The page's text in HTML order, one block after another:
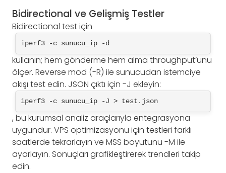
Bidirectional ve Gelişmiş Testler
Bidirectional test için
iperf3 -c sunucu_ip -d
kullanın; hem gönderme hem alma throughput’unu
ölçer. Reverse mod (-R) ile sunucudan istemciye
akışı test edin. JSON çıktı için -J ekleyin:
iperf3 -c sunucu_ip -J > test.json
, bu kurumsal analiz araçlarıyla entegrasyona
uygundur. VPS optimizasyonu için testleri farklı
saatlerde tekrarlayın ve MSS boyutunu -M ile
ayarlayın. Sonuçları grafikleştirerek trendleri takip
edin.